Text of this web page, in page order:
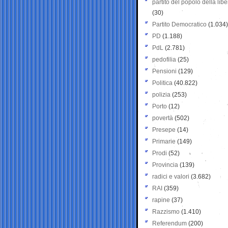
partito del popolo della
(30)
Partito Democratico (1.034)
PD (1.188)
PdL (2.781)
pedofilia (25)
Pensioni (129)
Politica (40.822)
polizia (253)
Porto (12)
povertà (502)
Presepe (14)
Primarie (149)
Prodi (52)
Provincia (139)
radici e valori (3.682)
RAI (359)
rapine (37)
Razzismo (1.410)
Referendum (200)